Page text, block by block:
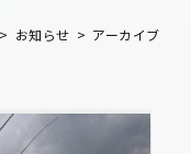
お知らせ アーカイブ